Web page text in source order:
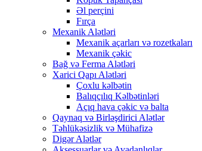
Əl perçini
Fırça
Mexanik Alətləri
Mexanik açarları və rozetkaları
Mexanik çəkic
Bağ və Ferma Alətləri
Xarici Qapı Alətləri
Çoxlu kəlbətin
Balıqçılıq Kəlbətinləri
Açıq hava çəkic və balta
Qaynaq və Birləşdirici Alətlər
Təhlükəsizlik və Mühafizə
Digər Alətlər